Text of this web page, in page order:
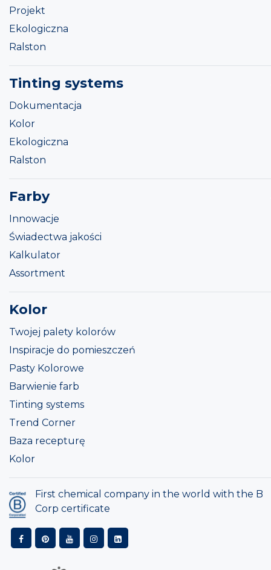
Projekt
Ekologiczna
Ralston
Tinting systems
Dokumentacja
Kolor
Ekologiczna
Ralston
Farby
Innowacje
Świadectwa jakości
Kalkulator
Assortment
Kolor
Twojej palety kolorów
Inspiracje do pomieszczeń
Pasty Kolorowe
Barwienie farb
Tinting systems
Trend Corner
Baza recepturę
Kolor
First chemical company in the world with the B
Corp certificate